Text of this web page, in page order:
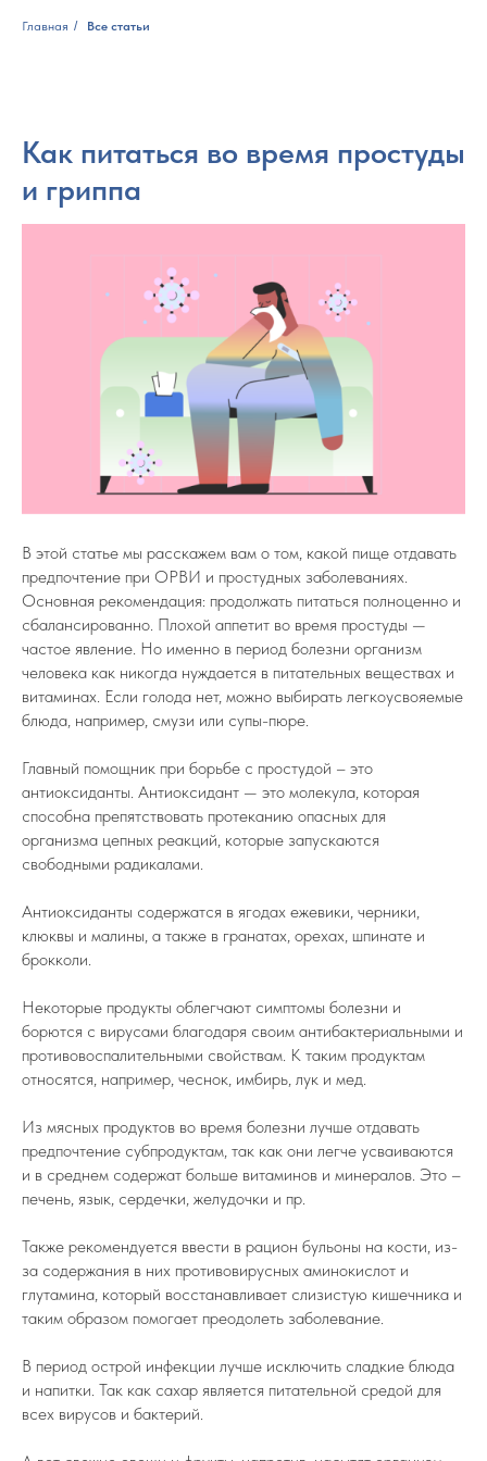
Главная / Все статьи
Как питаться во время простуды
и гриппа
В этой статье мы расскажем вам о том, какой пище отдавать
предпочтение при ОРВИ и простудных заболеваниях.
Основная рекомендация: продолжать питаться полноценно и
сбалансированно. Плохой аппетит во время простуды —
частое явление. Но именно в период болезни организм
человека как никогда нуждается в питательных веществах и
витаминах. Если голода нет, можно выбирать легкоусвояемые
блюда, например, смузи или супы-пюре.
Главный помощник при борьбе с простудой – это
антиоксиданты. Антиоксидант — это молекула, которая
способна препятствовать протеканию опасных для
организма цепных реакций, которые запускаются
свободными радикалами.
Антиоксиданты содержатся в ягодах ежевики, черники,
клюквы и малины, а также в гранатах, орехах, шпинате и
брокколи.
Некоторые продукты облегчают симптомы болезни и
борются с вирусами благодаря своим антибактериальными и
противовоспалительными свойствам. К таким продуктам
относятся, например, чеснок, имбирь, лук и мед.
Из мясных продуктов во время болезни лучше отдавать
предпочтение субпродуктам, так как они легче усваиваются
и в среднем содержат больше витаминов и минералов. Это –
печень, язык, сердечки, желудочки и пр.
Также рекомендуется ввести в рацион бульоны на кости, из-
за содержания в них противовирусных аминокислот и
глутамина, который восстанавливает слизистую кишечника и
таким образом помогает преодолеть заболевание.
В период острой инфекции лучше исключить сладкие блюда
и напитки. Так как сахар является питательной средой для
всех вирусов и бактерий.